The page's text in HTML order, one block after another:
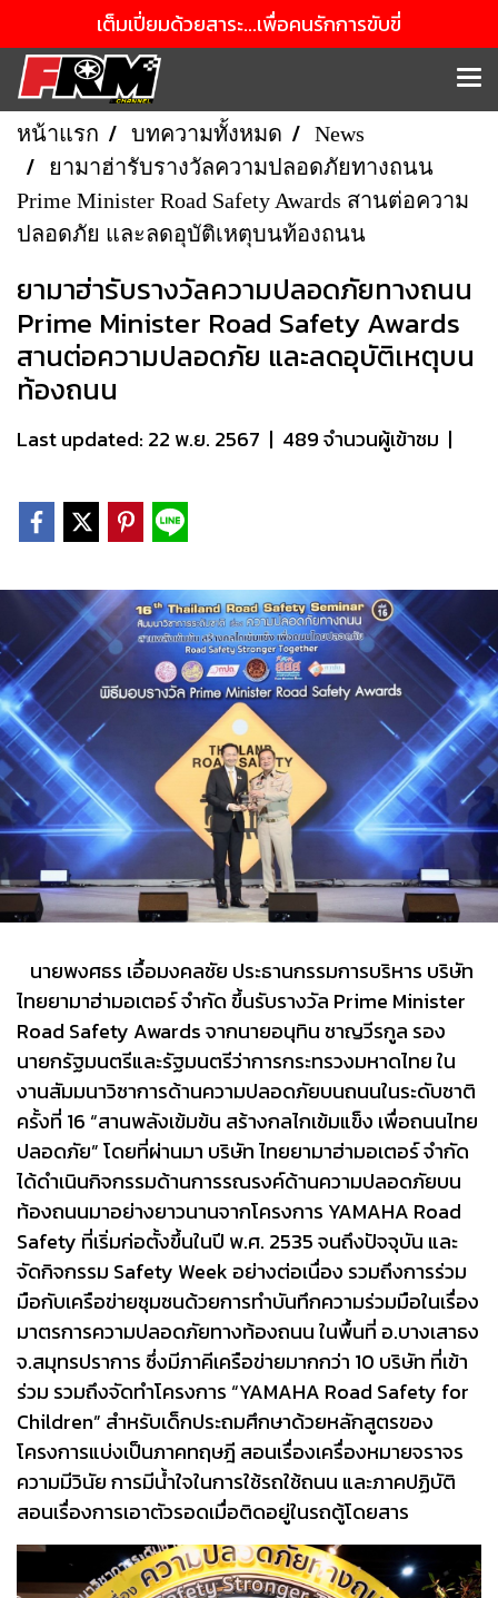
เต็มเปี่ยมด้วยสาระ...เพื่อคนรักการขับขี่
หน้าแรก บทความทั้งหมด
News
ยามาฮ่ารับรางวัลความปลอดภัยทางถนน
Prime Minister Road Safety Awards สานต่อความ
ปลอดภัย และลดอุบัติเหตุบนท้องถนน
ยามาฮ่ารับรางวัลความปลอดภัยทางถนน
Prime Minister Road Safety Awards
สานต่อความปลอดภัย และลดอุบัติเหตุบน
ท้องถนน
Last updated: 22 พ.ย. 2567 | 489 จำนวนผู้เข้าชม |
นายพงศธร เอื้อมงคลชัย ประธานกรรมการบริหาร บริษัท
ไทยยามาฮ่ามอเตอร์ จำกัด ขึ้นรับรางวัล Prime Minister
Road Safety Awards จากนายอนุทิน ชาญวีรกูล รอง
นายกรัฐมนตรีและรัฐมนตรีว่าการกระทรวงมหาดไทย ใน
งานสัมมนาวิชาการด้านความปลอดภัยบนถนนในระดับชาติ
ครั้งที่ 16 “สานพลังเข้มข้น สร้างกลไกเข้มแข็ง เพื่อถนนไทย
ปลอดภัย” โดยที่ผ่านมา บริษัท ไทยยามาฮ่ามอเตอร์ จำกัด
ได้ดำเนินกิจกรรมด้านการรณรงค์ด้านความปลอดภัยบน
ท้องถนนมาอย่างยาวนานจากโครงการ YAMAHA Road
Safety ที่เริ่มก่อตั้งขึ้นในปี พ.ศ. 2535 จนถึงปัจจุบัน และ
จัดกิจกรรม Safety Week อย่างต่อเนื่อง รวมถึงการร่วม
มือกับเครือข่ายชุมชนด้วยการทำบันทึกความร่วมมือในเรื่อง
มาตรการความปลอดภัยทางท้องถนน ในพื้นที่ อ.บางเสาธง
จ.สมุทรปราการ ซึ่งมีภาคีเครือข่ายมากกว่า 10 บริษัท ที่เข้า
ร่วม รวมถึงจัดทำโครงการ “YAMAHA Road Safety for
Children” สำหรับเด็กประถมศึกษาด้วยหลักสูตรของ
โครงการแบ่งเป็นภาคทฤษฎี สอนเรื่องเครื่องหมายจราจร
ความมีวินัย การมีน้ำใจในการใช้รถใช้ถนน และภาคปฏิบัติ
สอนเรื่องการเอาตัวรอดเมื่อติดอยู่ในรถตู้โดยสาร